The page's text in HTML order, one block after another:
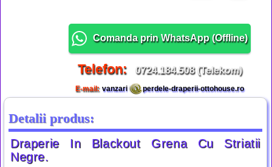
Comanda prin WhatsApp (Offline)
Telefon: 0724.184.508 (Telekom)
E-mail: vanzari perdele-draperii-ottohouse.ro
Detalii produs:
Draperie In Blackout Grena Cu Striatii
Negre.